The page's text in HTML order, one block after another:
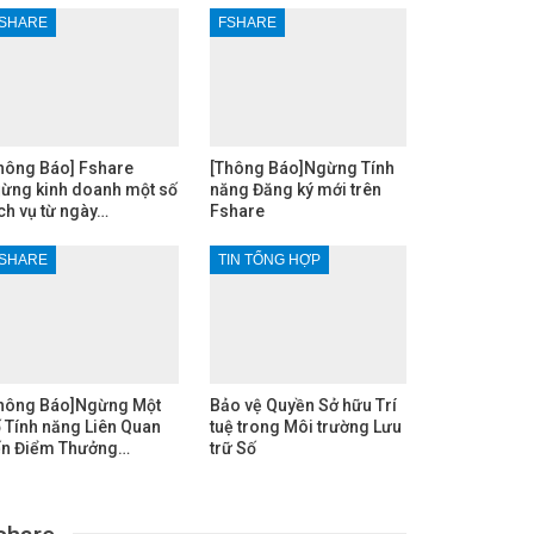
Báo] Fshare
kinh doanh một số
vụ từ ngày…
FSHARE
[Thông Báo]Ngừng Tính
năng Đăng ký mới trên
Fshare
Báo]Ngừng Một
Tính năng Liên Quan
Điểm Thưởng…
TIN TỔNG HỢP
Bảo vệ Quyền Sở hữu Trí
tuệ trong Môi trường Lưu
trữ Số